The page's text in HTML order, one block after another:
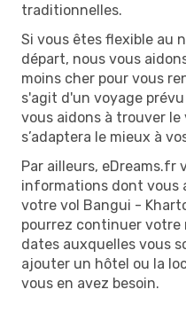
traditionnelles.
Si vous êtes flexible au
départ, nous vous
moins cher pour vous
s'agit d'un voyage
vous aidons à trouver
s’adaptera le mieux à
Par ailleurs,
informations dont vous
votre vol Bangui -
pourrez continuer
dates auxquelles vous
ajouter un hôtel ou la
vous en avez besoin.